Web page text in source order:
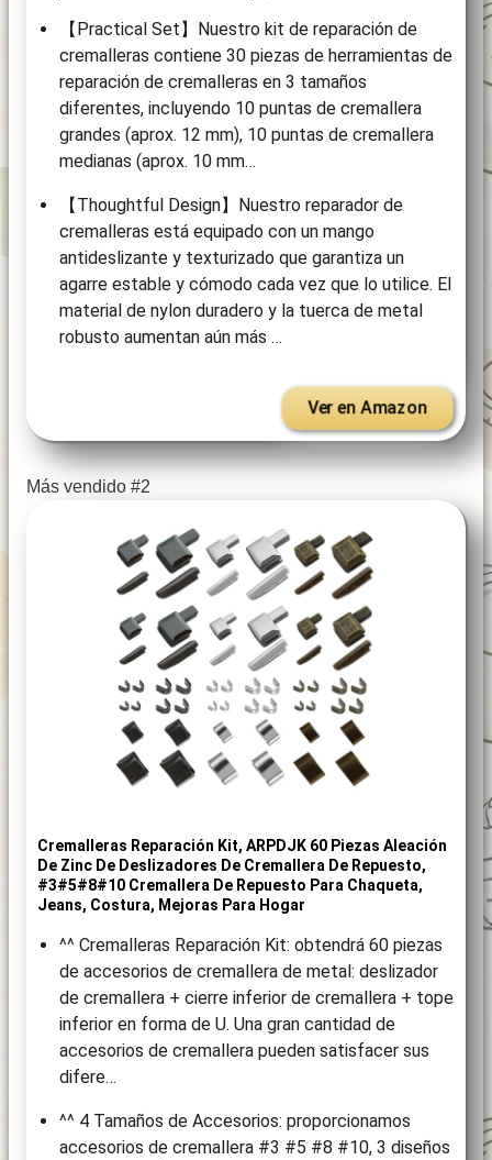
【Practical Set】Nuestro kit de reparación de
cremalleras contiene 30 piezas de herramientas de
reparación de cremalleras en 3 tamaños
diferentes, incluyendo 10 puntas de cremallera
grandes (aprox. 12 mm), 10 puntas de cremallera
medianas (aprox. 10 mm…
【Thoughtful Design】Nuestro reparador de
cremalleras está equipado con un mango
antideslizante y texturizado que garantiza un
agarre estable y cómodo cada vez que lo utilice. El
material de nylon duradero y la tuerca de metal
robusto aumentan aún más …
Ver en Amazon
Más vendido #2
Cremalleras Reparación Kit, ARPDJK 60 Piezas Aleación
De Zinc De Deslizadores De Cremallera De Repuesto,
#3#5#8#10 Cremallera De Repuesto Para Chaqueta,
Jeans, Costura, Mejoras Para Hogar
^^ Cremalleras Reparación Kit: obtendrá 60 piezas
de accesorios de cremallera de metal: deslizador
de cremallera + cierre inferior de cremallera + tope
inferior en forma de U. Una gran cantidad de
accesorios de cremallera pueden satisfacer sus
difere…
^^ 4 Tamaños de Accesorios: proporcionamos
accesorios de cremallera #3 #5 #8 #10, 3 diseños